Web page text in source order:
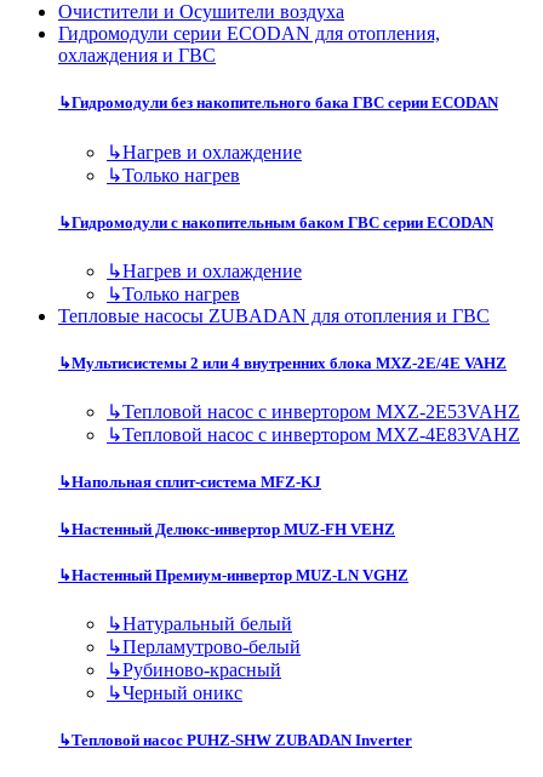
Очистители и Осушители воздуха
Гидромодули серии ECODAN для отопления,
охлаждения и ГВС
↳Гидромодули без накопительного бака ГВС серии ECODAN
↳Нагрев и охлаждение
↳Только нагрев
↳Гидромодули с накопительным баком ГВС серии ECODAN
↳Нагрев и охлаждение
↳Только нагрев
Тепловые насосы ZUBADAN для отопления и ГВС
↳Мультисистемы 2 или 4 внутренних блока MXZ-2E/4E VAHZ
↳Тепловой насос с инвертором MXZ-2E53VAHZ
↳Тепловой насос с инвертором MXZ-4E83VAHZ
↳Напольная сплит-система MFZ-KJ
↳Настенный Делюкс-инвертор MUZ-FH VEHZ
↳Настенный Премиум-инвертор MUZ-LN VGHZ
↳Натуральный белый
↳Перламутрово-белый
↳Рубиново-красный
↳Черный оникс
↳Тепловой насос PUHZ-SHW ZUBADAN Inverter